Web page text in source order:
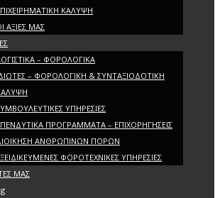
ΚΑΛΥΨΗ
ΑΞΙΕΣ ΜΑΣ
– ΦΟΡΟΛΟΓΙΚΑ
– ΦΟΡΟΛΟΓΙΚΗ & ΣΥΝΤΑΞΙΟΔΟΤΙΚΗ
ΥΠΗΡΕΣΙΕΣ
ΠΡΟΓΡΑΜΜΑΤΑ – ΕΠΙΧΟΡΗΓΗΣΕΙΣ
ΑΝΘΡΩΠΙΝΩΝ ΠΟΡΩΝ
ΦΟΡΟΤΕΧΝΙΚΕΣ ΥΠΗΡΕΣΙΕΣ
ΜΑΣ